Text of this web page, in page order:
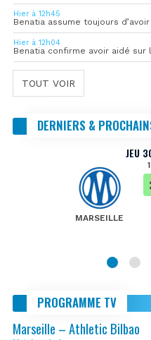
Hier à 12h45
Benatia assume toujours
Hier à 12h04
Benatia confirme avoir aidé
TOUT VOIR
DERNIERS &
JEU
MARSEILLE
PROGRAMME TV
Marseille – Athletic Bilbao